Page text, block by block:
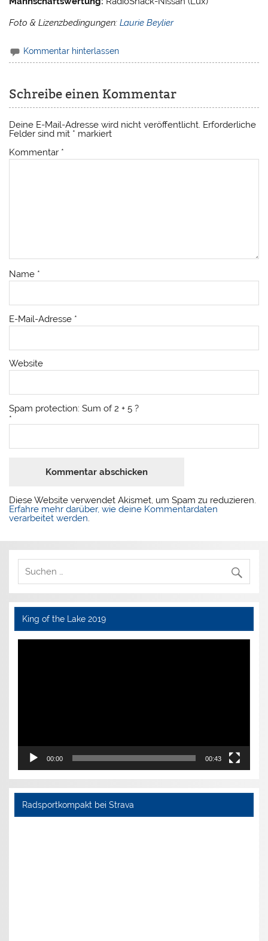
Foto & Lizenzbedingungen:Laurie Beylier
Kommentar hinterlassen
Schreibe einen Kommentar
Deine E-Mail-Adresse wird nicht veröffentlicht. Erforderliche
Felder sind mit * markiert
Kommentar *
Name *
E-Mail-Adresse *
Website
Spam protection: Sum of 2 + 5 ?
*
Diese Website verwendet Akismet, um Spam zu reduzieren.
Erfahre mehr darüber, wie deine Kommentardaten
verarbeitet werden
King of the Lake 2019
Video-
00:00 00:43
Radsportkompakt bei Strava